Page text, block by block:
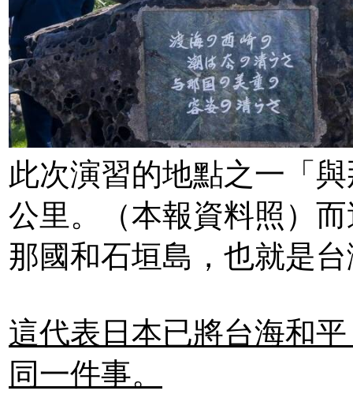
此次演習的地點之一「
公里。（本報資料照）
那國和石垣島，也就是
這代表日本已將台海和
同一件事。